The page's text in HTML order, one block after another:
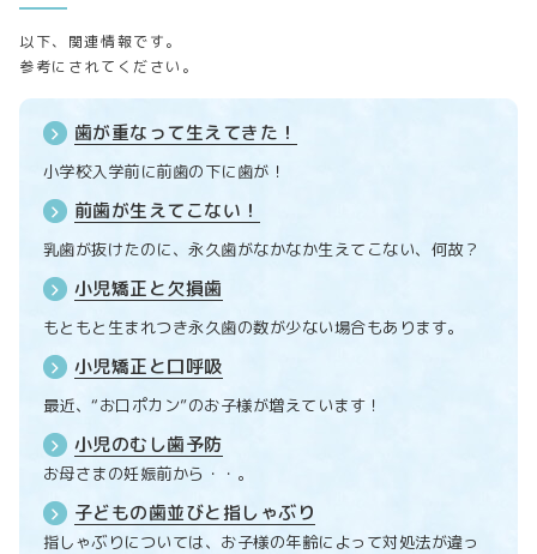
以下、関連情報です。
参考にされてください。
歯が重なって生えてきた！
小学校入学前に前歯の下に歯が！
前歯が生えてこない！
乳歯が抜けたのに、永久歯がなかなか生えてこない、何故？
小児矯正と欠損歯
もともと生まれつき永久歯の数が少ない場合もあります。
小児矯正と口呼吸
最近、“お口ポカン”のお子様が増えています！
小児のむし歯予防
お母さまの妊娠前から・・。
子どもの歯並びと指しゃぶり
指しゃぶりについては、お子様の年齢によって対処法が違っ